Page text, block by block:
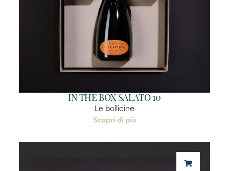
IN THE BOX SALATO 10
Le bollicine
Scopri di più